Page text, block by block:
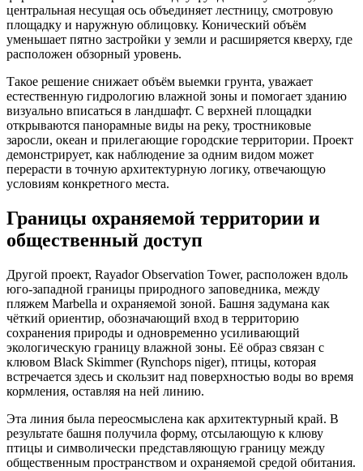
центральная несущая ось объединяет лестницу, смотровую
площадку и наружную облицовку. Конический объём
уменьшает пятно застройки у земли и расширяется кверху, где
расположен обзорный уровень.
Такое решение снижает объём выемки грунта, уважает
естественную гидрологию влажной зоны и помогает зданию
визуально вписаться в ландшафт. С верхней площадки
открываются панорамные виды на реку, тростниковые
заросли, океан и прилегающие городские территории. Проект
демонстрирует, как наблюдение за одним видом может
перерасти в точную архитектурную логику, отвечающую
условиям конкретного места.
Границы охраняемой территории и
общественный доступ
Другой проект, Rayador Observation Tower, расположен вдоль
юго-западной границы природного заповедника, между
пляжем Marbella и охраняемой зоной. Башня задумана как
чёткий ориентир, обозначающий вход в территорию
сохранения природы и одновременно усиливающий
экологическую границу влажной зоны. Её образ связан с
клювом Black Skimmer (Rynchops niger), птицы, которая
встречается здесь и скользит над поверхностью воды во время
кормления, оставляя на ней линию.
Эта линия была переосмыслена как архитектурный край. В
результате башня получила форму, отсылающую к клюву
птицы и символически представляющую границу между
общественным пространством и охраняемой средой обитания.